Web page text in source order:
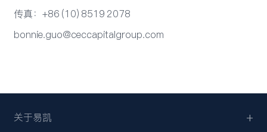
传真：+86 (10) 8519 2078
bonnie.guo@ceccapitalgroup.com
关于易凯